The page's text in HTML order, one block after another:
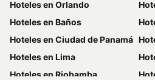
Hoteles en Orlando
Hoteles en Baños
Hoteles en Ciudad de Panamá
Hoteles en Lima
Hoteles en Riobamba